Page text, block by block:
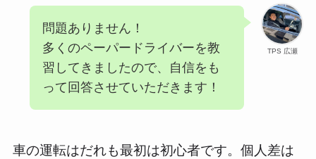
TPS 広瀬
問題ありません！
多くのペーパードライバーを教
習してきましたので、自信をも
って回答させていただきます！
車の運転はだれも最初は初心者です。個人差は